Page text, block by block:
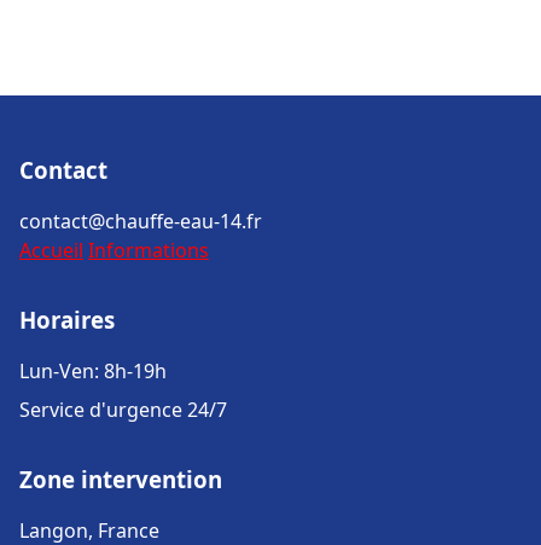
Contact
contact@chauffe-eau-14.fr
Accueil Informations
Horaires
Lun-Ven: 8h-19h
Service d'urgence 24/7
Zone intervention
Langon, France